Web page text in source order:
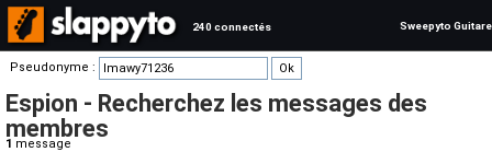
240 connectés Sweepyto Guitare
Pseudonyme :
Espion - Recherchez les messages des
membres
1 message